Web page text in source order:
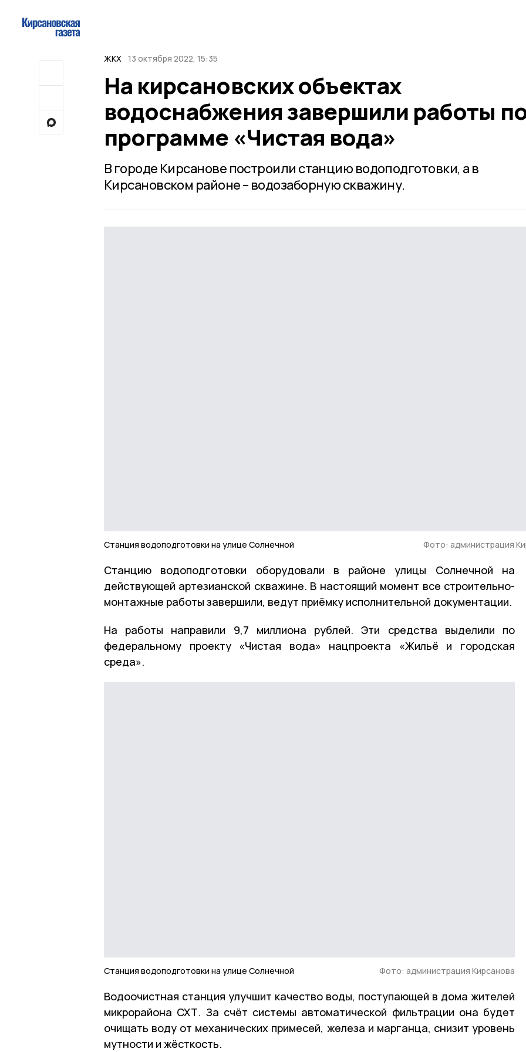
ЖКХ 13 октября 2022, 15:35
На кирсановских объектах
водоснабжения завершили работы
программе «Чистая вода»
В городе Кирсанове построили станцию водоподготовки, а в
Кирсановском районе – водозаборную скважину.
Станция водоподготовки на улице Солнечной Фото: администрация
Станцию водоподготовки оборудовали в районе улицы Солнечной на
действующей артезианской скважине. В настоящий момент все строительно-
монтажные работы завершили, ведут приёмку исполнительной документации.
На работы направили 9,7 миллиона рублей. Эти средства выделили по
федеральному проекту «Чистая вода» нацпроекта «Жильё и городская
среда».
Станция водоподготовки на улице Солнечной Фото: администрация Кирсанова
Водоочистная станция улучшит качество воды, поступающей в дома жителей
микрорайона СХТ. За счёт системы автоматической фильтрации она будет
очищать воду от механических примесей, железа и марганца, снизит уровень
мутности и жёсткость.